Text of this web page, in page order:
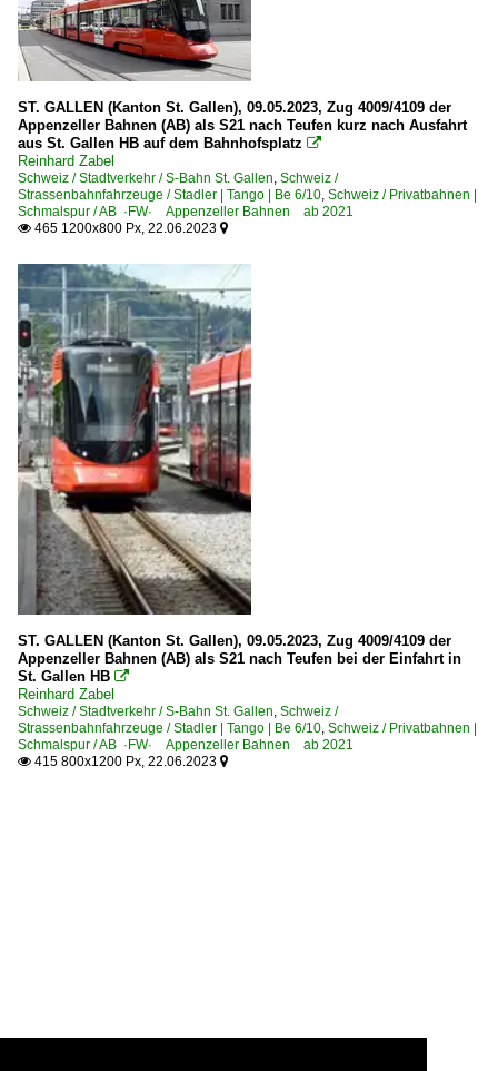
ST. GALLEN (Kanton St. Gallen), 09.05.2023, Zug 4009/4109 der
Appenzeller Bahnen (AB) als S21 nach Teufen kurz nach Ausfahrt
aus St. Gallen HB auf dem Bahnhofsplatz 
Reinhard Zabel
Schweiz / Stadtverkehr / S-Bahn St. Gallen, Schweiz /
Strassenbahnfahrzeuge / Stadler | Tango | Be 6/10, Schweiz / Privatbahnen |
Schmalspur / AB ·FW· Appenzeller Bahnen ab 2021
 465 1200x800 Px, 22.06.2023 
ST. GALLEN (Kanton St. Gallen), 09.05.2023, Zug 4009/4109 der
Appenzeller Bahnen (AB) als S21 nach Teufen bei der Einfahrt in
St. Gallen HB 
Reinhard Zabel
Schweiz / Stadtverkehr / S-Bahn St. Gallen, Schweiz /
Strassenbahnfahrzeuge / Stadler | Tango | Be 6/10, Schweiz / Privatbahnen |
Schmalspur / AB ·FW· Appenzeller Bahnen ab 2021
 415 800x1200 Px, 22.06.2023 